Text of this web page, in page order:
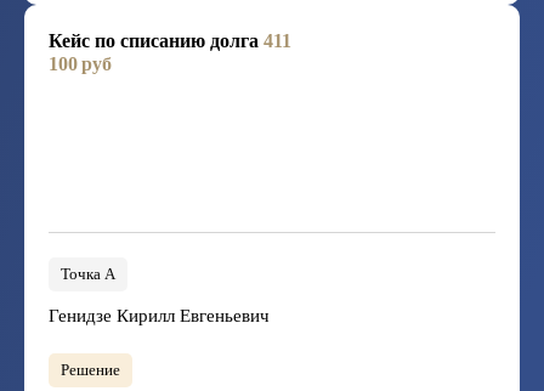
Кейс по списанию долга 411
100 руб
Точка А
Генидзе Кирилл Евгеньевич
Решение